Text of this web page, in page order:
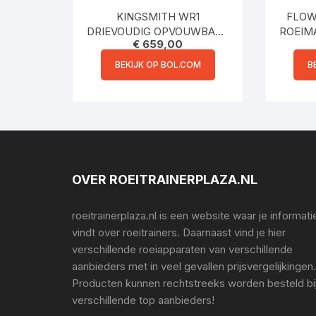
KINGSMITH WR1
DRIEVOUDIG OPVOUWBARE
ROEIMACHINE ZWART
€ 659,00
BEKIJK OP BOL.COM
OVER ROEITRAINERPLAZA.NL
roeitrainerplaza.nl is een website waar je
vindt over roeitrainers. Daarnaast vind je hier
verschillende roeiapparaten van verschillende
aanbieders met in veel gevallen prijsvergelijkingen.
Producten kunnen rechtstreeks worden besteld bij
verschillende top aanbieders!